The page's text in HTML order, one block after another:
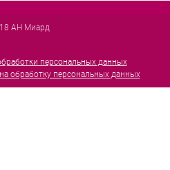
АН Миард
персональных данных
обработку персональных данных